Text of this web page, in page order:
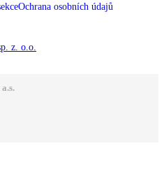
Ochrana osobních údajů
z. o.o.